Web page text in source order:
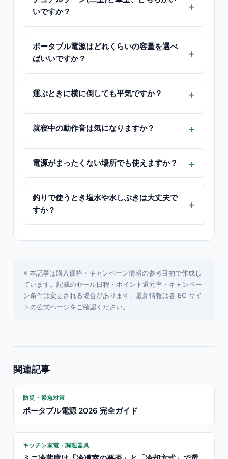
いですか？
ポータブル電源はどれくらいの容量を選べ
ばいいですか？
運ぶときに横に倒しても平気ですか？
就寝中の動作音は気になりますか？
電源がまったくない場所でも使えますか？
釣りで使うとき塩水や水しぶきは大丈夫で
すか？
※ 本記事は購入価格・キャンペーン情報の参考目的で作成し
ています。記載のセール日程・ポイント還元率・キャンペー
ン条件は変更される場合があります。最新情報は各 EC サイ
トの公式ページをご確認ください。
関連記事
防災・緊急対策
ポータブル電源 2026 完全ガイド
キッチン家電・調理器具